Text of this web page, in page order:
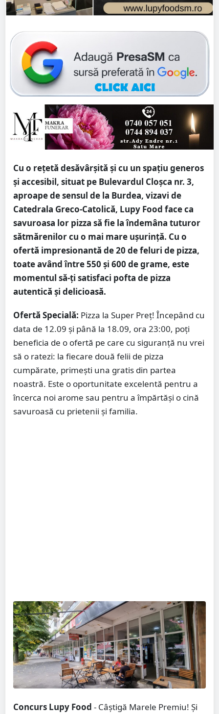
Cu o rețetă desăvârșită și cu un spațiu generos
și accesibil, situat pe Bulevardul Cloșca nr. 3,
aproape de sensul de la Burdea, vizavi de
Catedrala Greco-Catolică, Lupy Food face ca
savuroasa lor pizza să fie la îndemâna tuturor
sătmărenilor cu o mai mare ușurință. Cu o
ofertă impresionantă de 20 de feluri de pizza,
toate având între 550 și 600 de grame, este
momentul să-ți satisfaci pofta de pizza
autentică și delicioasă.
Ofertă Specială: Pizza la Super Preț! Începând cu
data de 12.09 și până la 18.09, ora 23:00, poți
beneficia de o ofertă pe care cu siguranță nu vrei
să o ratezi: la fiecare două felii de pizza
cumpărate, primești una gratis din partea
noastră. Este o oportunitate excelentă pentru a
încerca noi arome sau pentru a împărtăși o cină
savuroasă cu prietenii și familia.
Concurs Lupy Food - Câștigă Marele Premiu! Și